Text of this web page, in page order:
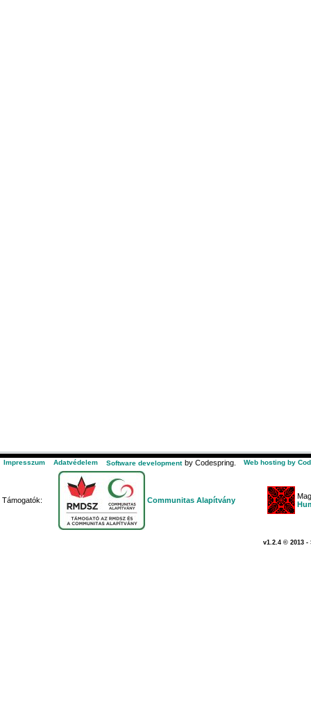
Impresszum Adatvédelem Software development by Codespring. Web hosting by
Támogatók: Communitas Alapítvány
v1.2.4 © 2013